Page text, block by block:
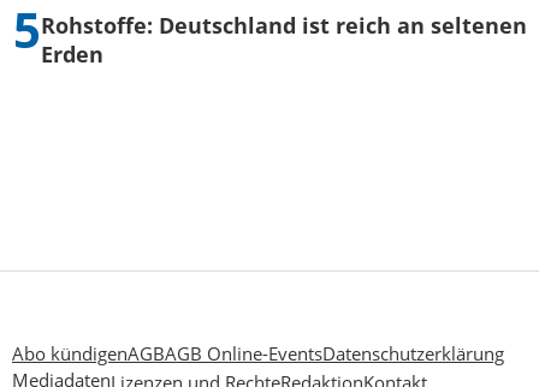
Rohstoffe: Deutschland ist reich an seltenen
Erden
Abo kündigenAGBAGB Online-EventsDatenschutzerklärung
MediadatenLizenzen und RechteRedaktionKontakt